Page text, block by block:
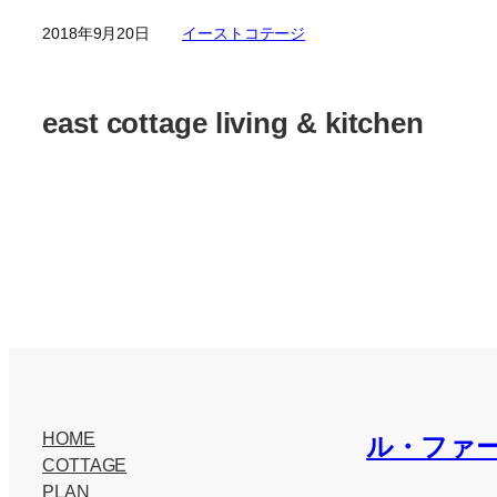
2018年9月20日 イーストコテージ
east cottage living & kitchen
HOME
COTTAGE
PLAN
ル・ファ